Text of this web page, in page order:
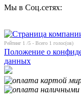
Мы в Соц.сетях:
Рейтинг 1 /5 - Всего 1 голос(ов)
Положение о
данных